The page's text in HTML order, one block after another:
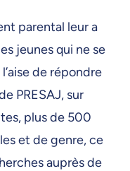
parental leur a
jeunes qui ne se
de répondre
PRESAJ, sur
plus de 500
et de genre, ce
auprès de